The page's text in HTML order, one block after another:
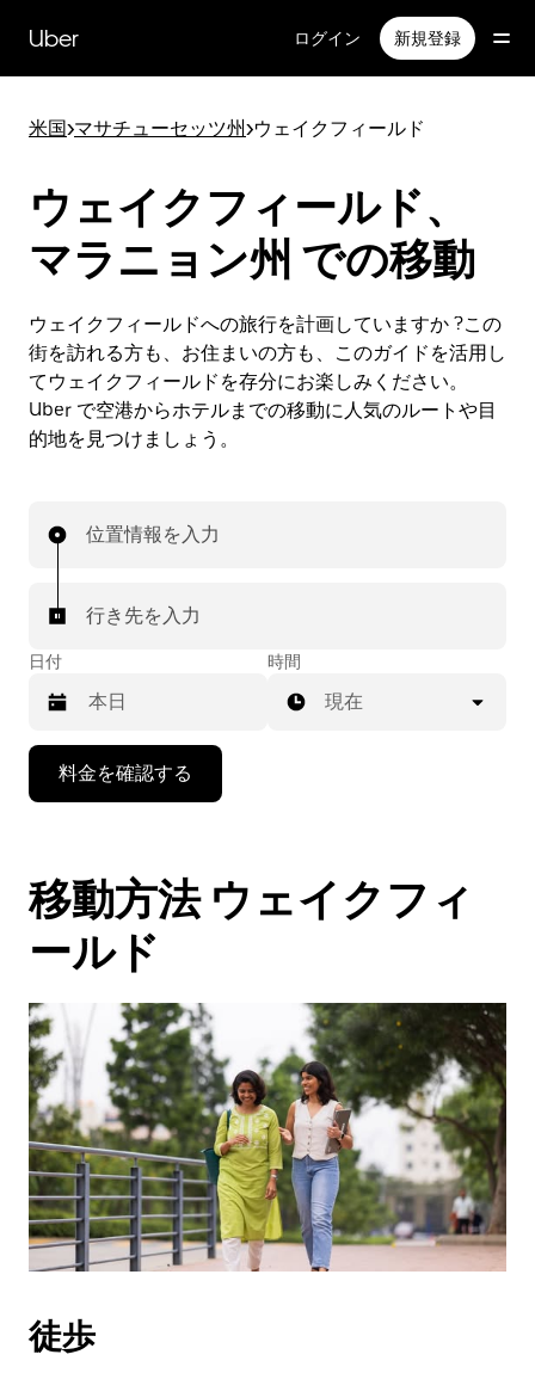
Uber ログイン 新規登録
米国>マサチューセッツ州>ウェイクフィールド
ウェイクフィールド、
マラニョン州 での移動
ウェイクフィールドへの旅行を計画していますか ?この
街を訪れる方も、お住まいの方も、このガイドを活用し
てウェイクフィールドを存分にお楽しみください。
Uber で空港からホテルまでの移動に人気のルートや目
的地を見つけましょう。
位置情報を入力
行き先を入力
日付
で
カ
ー
を
操
作
し、
日
付
を
選
択
ESC
ボ
時間
現在
料金を確認する
移動方法 ウェイクフィ
ールド
徒歩